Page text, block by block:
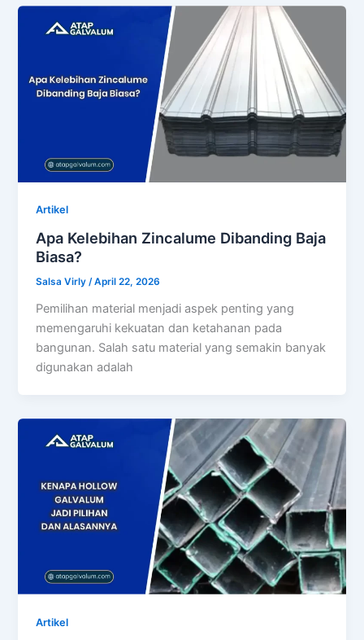
Artikel
Apa Kelebihan Zincalume Dibanding Baja
Biasa?
Salsa Virly/April 22, 2026
Pemilihan material menjadi aspek penting yang
memengaruhi kekuatan dan ketahanan pada
bangunan. Salah satu material yang semakin banyak
digunakan adalah
Artikel